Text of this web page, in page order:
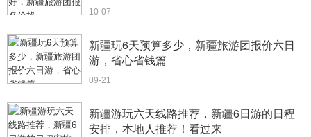
10-07
新疆玩6天预算多少，新疆旅游团报价六日
游，省心省钱篇
09-21
新疆游玩六天线路推荐，新疆6日游的日程
安排，本地人推荐！看过来